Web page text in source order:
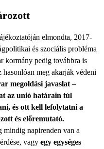
elmondta, 2017-
és szociális probléma
kormány pedig továbbra is
meg akarják védeni
megoldási javaslat –
az unió határain túl
és ott kell lefolytatni a
és előremutató.
mindig napirenden van a
vagy egy egységes